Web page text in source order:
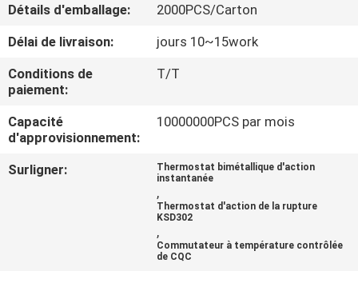
CONTRÔLE
DE
LA
QUALITÉ
CONTACT
Détails d'emballage:
2000PCS/Carton
Délai de livraison:
jours 10~15work
Conditions de
paiement:
T/T
Capacité
d'approvisionnement:
10000000PCS par mois
Surligner:
Thermostat bimétallique d'action
instantanée
,
Thermostat d'action de la rupture
KSD302
,
Commutateur à température contrôlée
de CQC